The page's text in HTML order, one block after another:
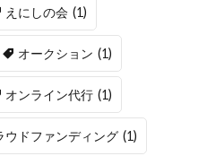
えにしの会 (1)
オークション (1)
オンライン代行 (1)
ウドファンディング (1)